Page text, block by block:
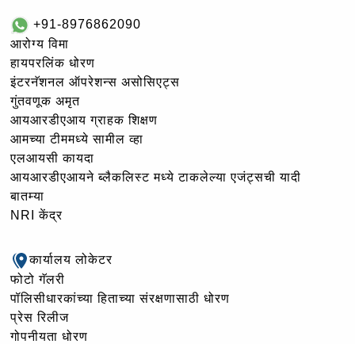
+91-8976862090
आरोग्य विमा
हायपरलिंक धोरण
इंटरनॅशनल ऑपरेशन्स असोसिएट्स
गुंतवणूक अमृत
आयआरडीएआय ग्राहक शिक्षण
आमच्या टीममध्ये सामील व्हा
एलआयसी कायदा
आयआरडीएआयने ब्लैकलिस्ट मध्ये टाकलेल्या एजंट्सची यादी
बातम्या
NRI केंद्र
कार्यालय लोकेटर
फोटो गॅलरी
पॉलिसीधारकांच्या हिताच्या संरक्षणासाठी धोरण
प्रेस रिलीज
गोपनीयता धोरण